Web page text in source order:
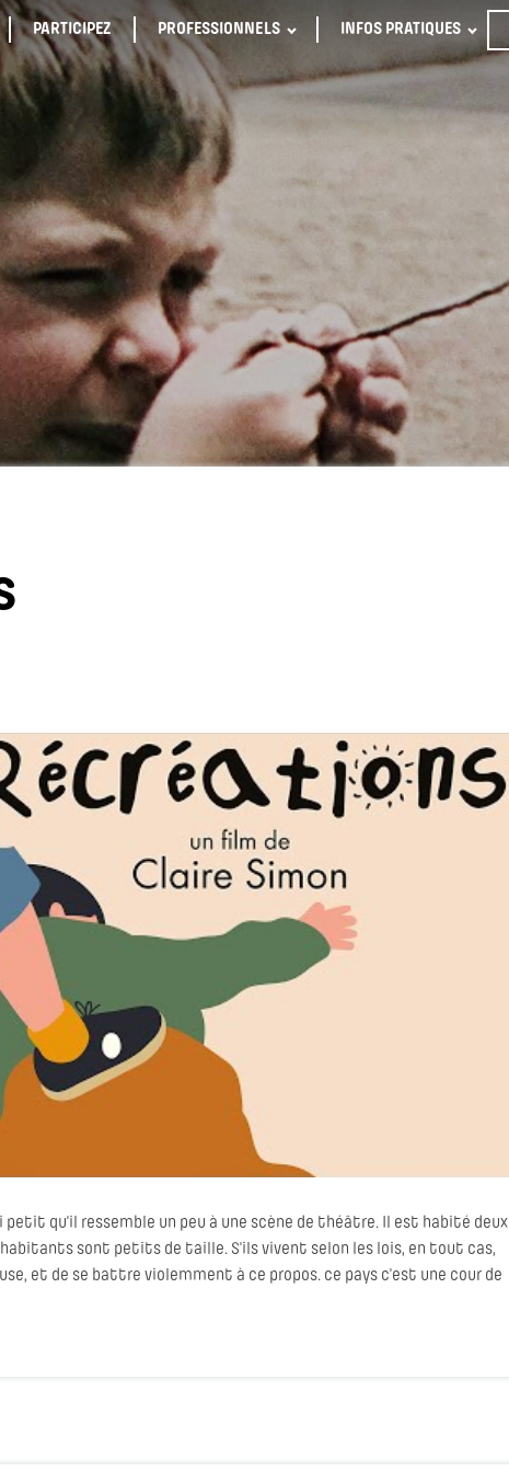
PARTICIPEZ PROFESSIONNELS INFOS PRATIQUES
qu'il ressemble un peu à une scène de théâtre. Il est habité deux
habitants sont petits de taille. S'ils vivent selon les lois, en tout cas,
et de se battre violemment à ce propos. ce pays c'est une cour de